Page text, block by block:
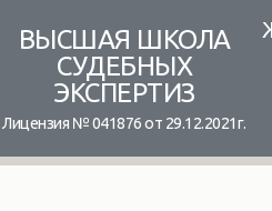
content
ВЫСШАЯ ШКОЛА
СУДЕБНЫХ
ЭКСПЕРТИЗ
Лицензия № 041876 от 29.12.2021г.